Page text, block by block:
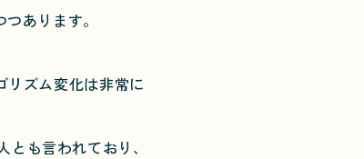
あります。
ズム変化は非常に
も言われており、